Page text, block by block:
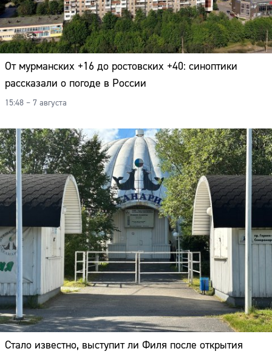
От мурманских +16 до ростовских +40: синоптики
рассказали о погоде в России
15:48 – 7 августа
Стало известно, выступит ли Филя после открытия